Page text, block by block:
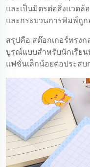
และเป็นมิตรต่อสิ่งแวดล้
และกระบวนการพิมพ์ถู
สรุปคือ สต๊อกเกอร์ทรง
บูรณ์แบบสําหรับนักเรีย
แฟชั่นเล็กน้อยต่อประสบ